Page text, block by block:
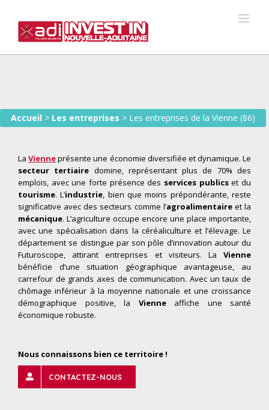
content
Accueil > Les entreprises > Les entreprises de la Vienne (86)
LaVienneprésente une économie diversifiée et dynamique. Le
secteur tertiaire domine, représentant plus de 70% des
emplois, avec une forte présence des services publicset du
tourisme. L’industrie , bien que moins prépondérante, reste
significative avec des secteurs comme l’agroalimentaireet la
mécanique. L’agriculture occupe encore une place importante,
avec une spécialisation dans la céréaliculture et l’élevage. Le
département se distingue par son pôle d’innovation autour du
Futuroscope, attirant entreprises et visiteurs. La Vienne
bénéficie d’une situation géographique avantageuse, au
carrefour de grands axes de communication. Avec un taux de
chômage inférieur à la moyenne nationale et une croissance
démographique positive, la Vienneaffiche une santé
économique robuste.
Nous connaissons bien ce territoire !
CONTACTEZ-NOUS